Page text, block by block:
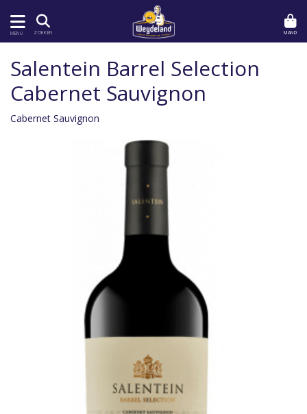
MENU ZOEKEN MAND
Salentein Barrel Selection
Cabernet Sauvignon
Cabernet Sauvignon